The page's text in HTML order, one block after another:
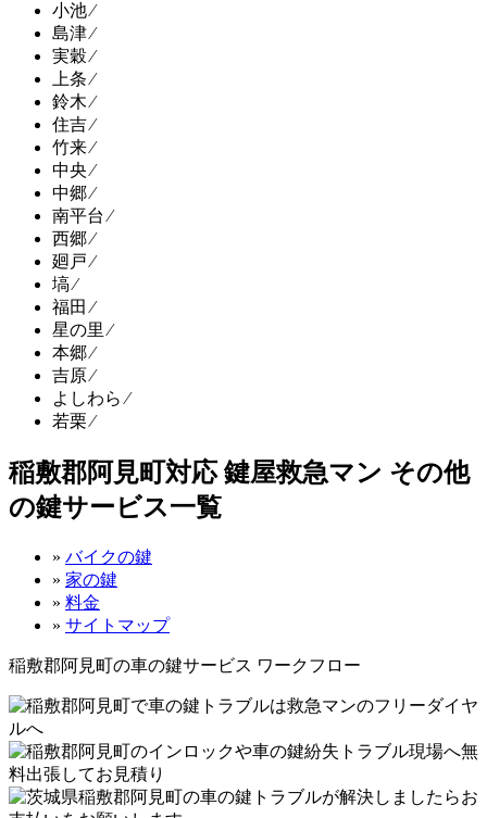
小池 ⁄
島津 ⁄
実穀 ⁄
上条 ⁄
鈴木 ⁄
住吉 ⁄
竹来 ⁄
中央 ⁄
中郷 ⁄
南平台 ⁄
西郷 ⁄
廻戸 ⁄
塙 ⁄
福田 ⁄
星の里 ⁄
本郷 ⁄
吉原 ⁄
よしわら ⁄
若栗 ⁄
稲敷郡阿見町対応 鍵屋救急マン その他
の鍵サービス一覧
» バイクの鍵
» 家の鍵
» 料金
» サイトマップ
稲敷郡阿見町の車の鍵サービス ワークフロー